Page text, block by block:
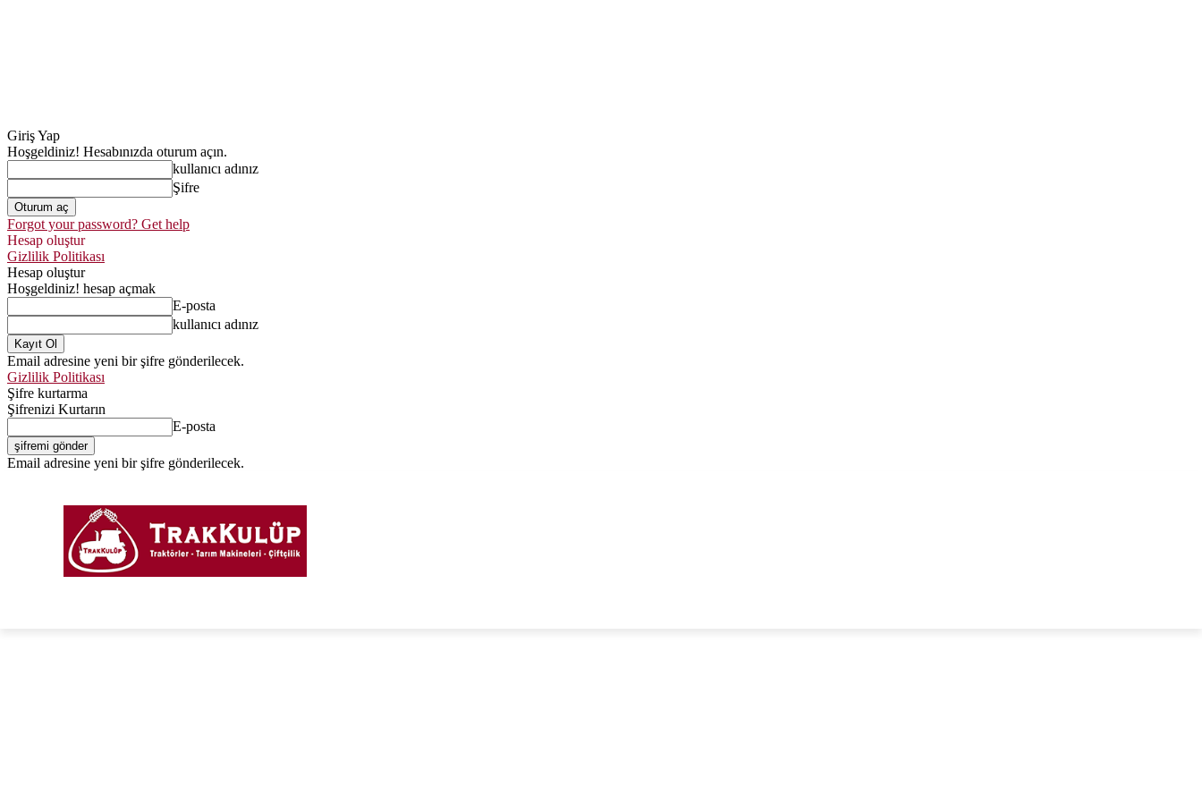
Giriş Yap
Hoşgeldiniz! Hesabınızda oturum açın.
kullanıcı adınız
Şifre
Forgot your password? Get help
Hesap oluştur
Gizlilik Politikası
Hesap oluştur
Hoşgeldiniz! hesap açmak
E-posta
kullanıcı adınız
Email adresine yeni bir şifre gönderilecek.
Gizlilik Politikası
Şifre kurtarma
Şifrenizi Kurtarın
E-posta
Email adresine yeni bir şifre gönderilecek.